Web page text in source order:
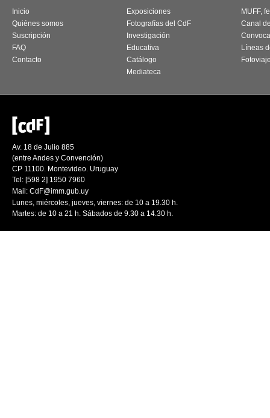
Inicio
Quiénes somos
Suscripción
FAQ
Contacto
Exposiciones
Fotografías del CdF
Investigación
Educativa
Catálogo
Mediateca
MUFF,
Canal
Líneas
Av. 18 de Julio 885
(entre Andes y Convención)
CP 11100. Montevideo. Uruguay
Tel: [598 2] 1950 7960
Mail: CdF@imm.gub.uy
Lunes, miércoles, jueves, viernes: de 10 a 19.30 h.
Martes: de 10 a 21 h. Sábados de 9.30 a 14.30 h.